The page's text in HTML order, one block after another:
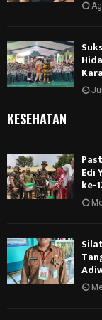
KESEHATAN
Edi
ke-